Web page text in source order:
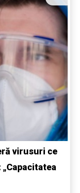
virusuri ce